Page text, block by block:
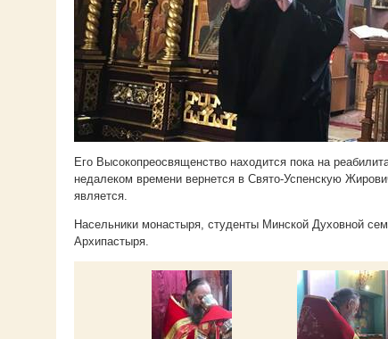
Его Высокопреосвященство находится пока на
недалеком времени вернется в Свято-Успенскую
является.
Насельники монастыря, студенты Минской Духовной
Архипастыря.